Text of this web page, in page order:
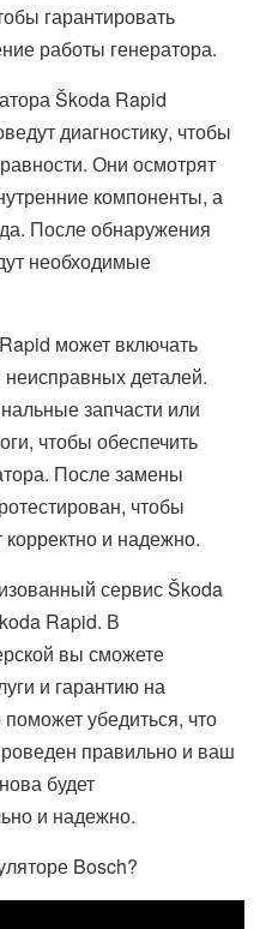
гарантировать
работы генератора.
Škoda Rapid
диагностику, чтобы
Они осмотрят
компоненты, а
После обнаружения
необходимые
может включать
деталей.
запчасти или
чтобы обеспечить
После замены
чтобы
корректно и надежно.
сервис Škoda
Rapid. В
вы сможете
и гарантию на
убедиться, что
правильно и ваш
будет
и надежно.
Bosch?